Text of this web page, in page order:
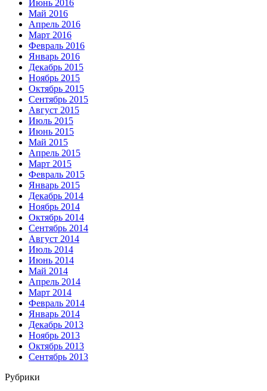
Июнь 2016
Май 2016
Апрель 2016
Март 2016
Февраль 2016
Январь 2016
Декабрь 2015
Ноябрь 2015
Октябрь 2015
Сентябрь 2015
Август 2015
Июль 2015
Июнь 2015
Май 2015
Апрель 2015
Март 2015
Февраль 2015
Январь 2015
Декабрь 2014
Ноябрь 2014
Октябрь 2014
Сентябрь 2014
Август 2014
Июль 2014
Июнь 2014
Май 2014
Апрель 2014
Март 2014
Февраль 2014
Январь 2014
Декабрь 2013
Ноябрь 2013
Октябрь 2013
Сентябрь 2013
Рубрики